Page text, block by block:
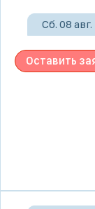
Сб. 08 авг.
Оставить